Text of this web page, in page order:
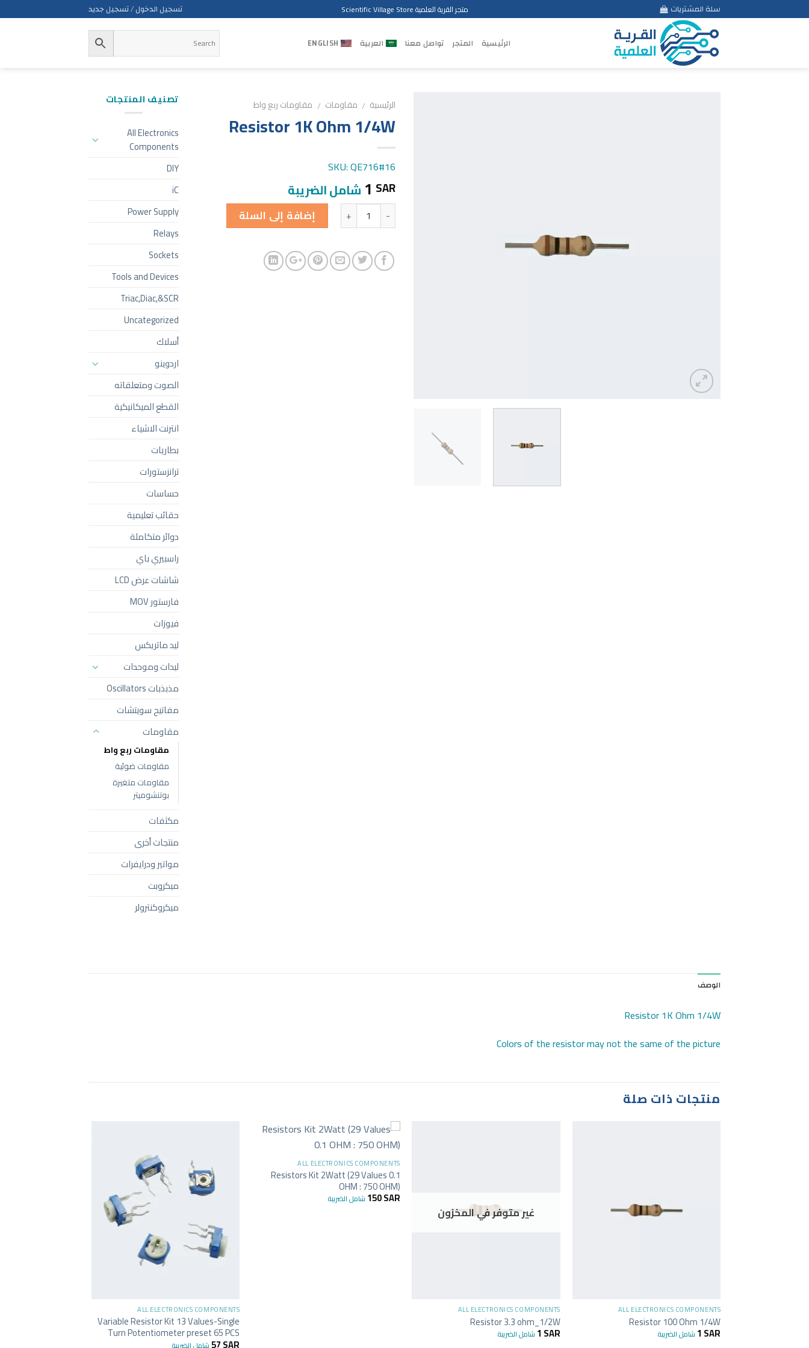
to
سلة المشتريات متجر القرية العلمية Scientific Village Store تسجيل الدخول / تسجيل جديد
الرئيسية المتجر تواصل معنا العربية ENGLISH
الرئيسية / مقاومات / مقاومات ربع واط
Resistor 1K Ohm 1/4W
SKU: QE716#16
1 SAR شامل الضريبة
الكمية إضافة إلى السلة
تصنيف المنتجات
All Electronics
Components
DIY
iC
Power Supply
Relays
Sockets
Tools and Devices
Triac,Diac,&SCR
Uncategorized
أسلاك
اردوينو
الصوت ومتعلقاته
القطع الميكانيكية
انترنت الاشياء
بطاريات
ترانزستورات
حساسات
حقائب تعليمية
دوائر متكاملة
راسبيري باي
شاشات عرض LCD
فارستور MOV
فيوزات
ليد ماتريكس
ليدات وموحدات
مذبذبات Oscillators
مفاتيح سويتشات
مقاومات
مقاومات ربع واط
مقاومات ضوئية
مقاومات متغيرة
بوتنشوميتر
مكثفات
منتجات أخرى
مواتير ودرايفرات
ميكروبت
ميكروكنترولر
الوصف
Resistor 1K Ohm 1/4W
Colors of the resistor may not the same of the picture
منتجات ذات صلة
ALL ELECTRONICS COMPONENTS
Resistor 100 Ohm 1/4W
1 SAR شامل الضريبة
غير متوفر في المخزون
ALL ELECTRONICS COMPONENTS
Resistor 3.3 ohm_1/2W
1 SAR شامل الضريبة
ALL ELECTRONICS COMPONENTS
Resistors Kit 2Watt (29 Values 0.1
OHM : 750 OHM)
150SAR شامل الضريبة
ALL ELECTRONICS COMPONENTS
Variable Resistor Kit 13 Values-Single
Turn Potentiometer preset 65 PCS
57SAR